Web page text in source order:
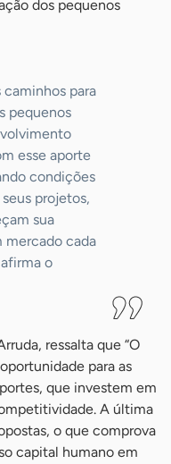
dos pequenos
caminhos para
pequenos
esse aporte
condições
projetos,
sua
mercado cada
o
ressalta que “O
para as
que investem em
A última
o que comprova
capital humano em